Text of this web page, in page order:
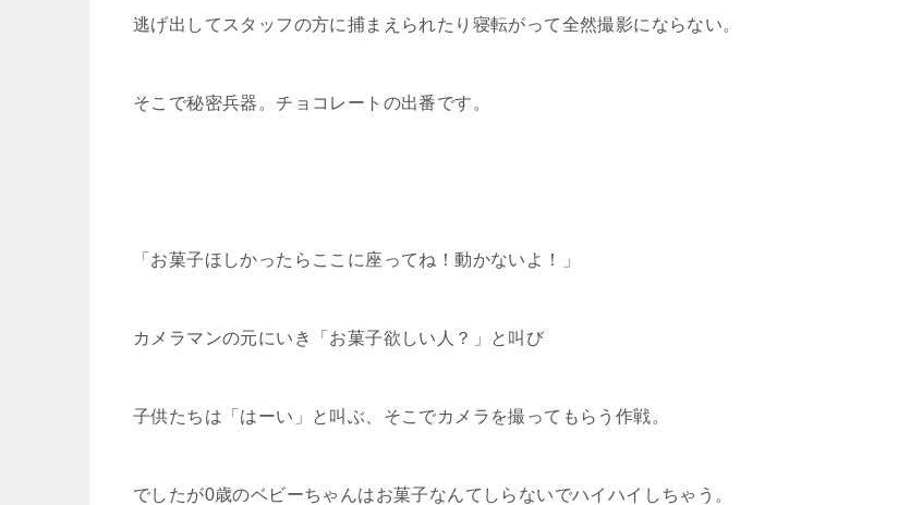
逃げ出してスタッフの方に捕まえられたり寝転がって全然撮影にならない。
そこで秘密兵器。チョコレートの出番です。
「お菓子ほしかったらここに座ってね！動かないよ！」
カメラマンの元にいき「お菓子欲しい人？」と叫び
子供たちは「はーい」と叫ぶ、そこでカメラを撮ってもらう作戦。
でしたが0歳のベビーちゃんはお菓子なんてしらないでハイハイしちゃう。